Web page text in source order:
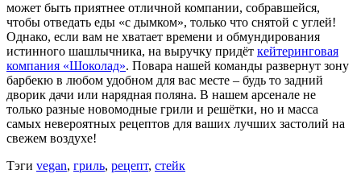
может быть приятнее отличной компании, собравшейся,
чтобы отведать еды «с дымком», только что снятой с углей!
Однако, если вам не хватает времени и обмундирования
истинного шашлычника, на выручку придёт кейтеринговая
компания «Шоколад». Повара нашей команды развернут зону
барбекю в любом удобном для вас месте – будь то задний
дворик дачи или нарядная поляна. В нашем арсенале не
только разные новомодные грили и решётки, но и масса
самых невероятных рецептов для ваших лучших застолий на
свежем воздухе!
Тэги vegan, гриль, рецепт, стейк